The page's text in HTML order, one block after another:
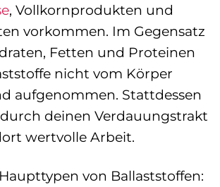
, Vollkornprodukten und
vorkommen. Im Gegensatz
Fetten und Proteinen
nicht vom Körper
aufgenommen. Stattdessen
deinen Verdauungstrakt
wertvolle Arbeit.
von Ballaststoffen: